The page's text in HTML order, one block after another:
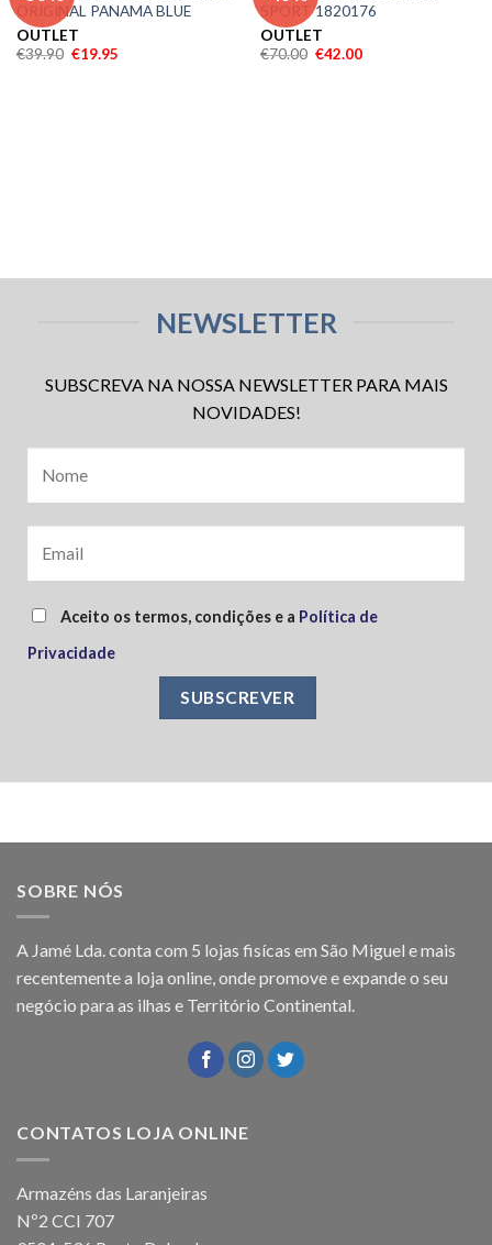
desejos
ORIGINAL PANAMA BLUE
OUTLET
€39.90 €19.95
SPORT 1820176
OUTLET
€70.00 €42.00
NEWSLETTER
SUBSCREVA NA NOSSA NEWSLETTER PARA MAIS
NOVIDADES!
Aceito os termos, condições e a Política de
Privacidade
SOBRE NÓS
A Jamé Lda. conta com 5 lojas fisícas em São Miguel e mais
recentemente a loja online, onde promove e expande o seu
negócio para as ilhas e Território Continental.
CONTATOS LOJA ONLINE
Armazéns das Laranjeiras
Nº2 CCI 707